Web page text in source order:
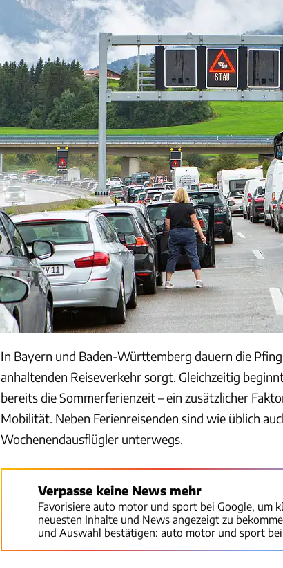
In Bayern und Baden-Württemberg dauern die
anhaltenden Reiseverkehr sorgt. Gleichzeitig
bereits die Sommerferienzeit – ein zusätzlicher
Mobilität. Neben Ferienreisenden sind wie üblich
Wochenendausflügler unterwegs.
Verpasse keine News mehr
Favorisiere auto motor und sport bei Google, um
neuesten Inhalte und News angezeigt zu
und Auswahl bestätigen: auto motor und sport bei